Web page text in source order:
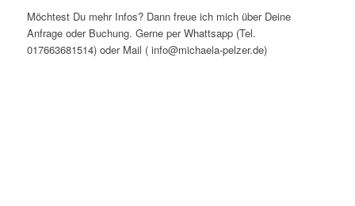
Möchtest Du mehr Infos? Dann freue ich mich über Deine
Anfrage oder Buchung. Gerne per Whattsapp (Tel.
017663681514) oder Mail ( info@michaela-pelzer.de)